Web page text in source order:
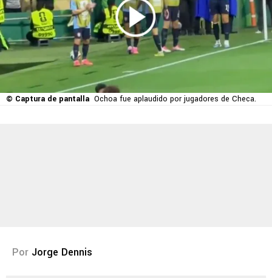
© Captura de pantalla Ochoa fue aplaudido por jugadores de Checa.
Por Jorge Dennis